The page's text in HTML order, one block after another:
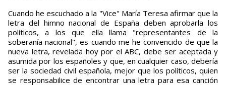
Cuando he escuchado a la "Vice" María Teresa afirmar que la
letra del himno nacional de España deben aprobarla los
políticos, a los que ella llama "representantes de la
soberanía nacional", es cuando me he convencido de que la
nueva letra, revelada hoy por el ABC, debe ser aceptada y
asumida por los españoles y que, en cualquier caso, debería
ser la sociedad civil española, mejor que los políticos, quien
se responsabilice de encontrar una letra para esa canción